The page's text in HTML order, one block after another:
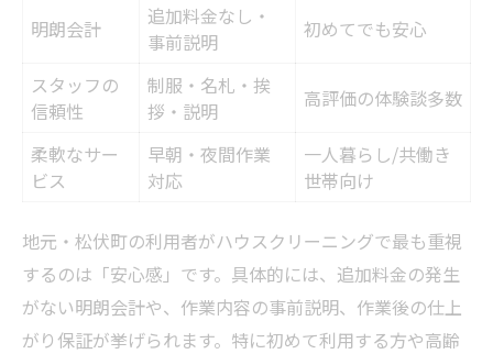
明朗会計
追加料金なし・
事前説明
初めてでも安心
スタッフの
信頼性
制服・名札・挨
拶・説明
高評価の体験談多数
柔軟なサー
ビス
早朝・夜間作業
対応
一人暮らし/共働き
世帯向け
地元・松伏町の利用者がハウスクリーニングで最も重視
するのは「安心感」です。具体的には、追加料金の発生
がない明朗会計や、作業内容の事前説明、作業後の仕上
がり保証が挙げられます。特に初めて利用する方や高齢